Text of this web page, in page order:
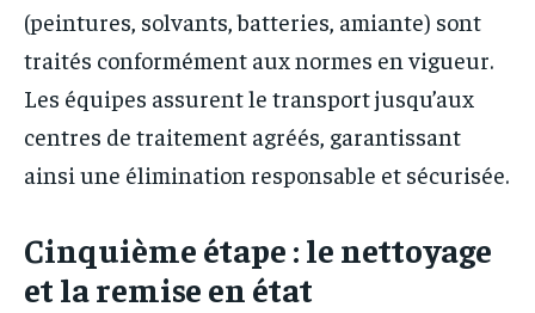
(peintures, solvants, batteries, amiante) sont
traités conformément aux normes en vigueur.
Les équipes assurent le transport jusqu’aux
centres de traitement agréés, garantissant
ainsi une élimination responsable et sécurisée.
Cinquième étape : le nettoyage
et la remise en état